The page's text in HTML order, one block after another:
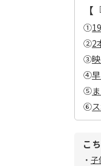
①
②2
③
④
⑤
⑥
こ
・ 子